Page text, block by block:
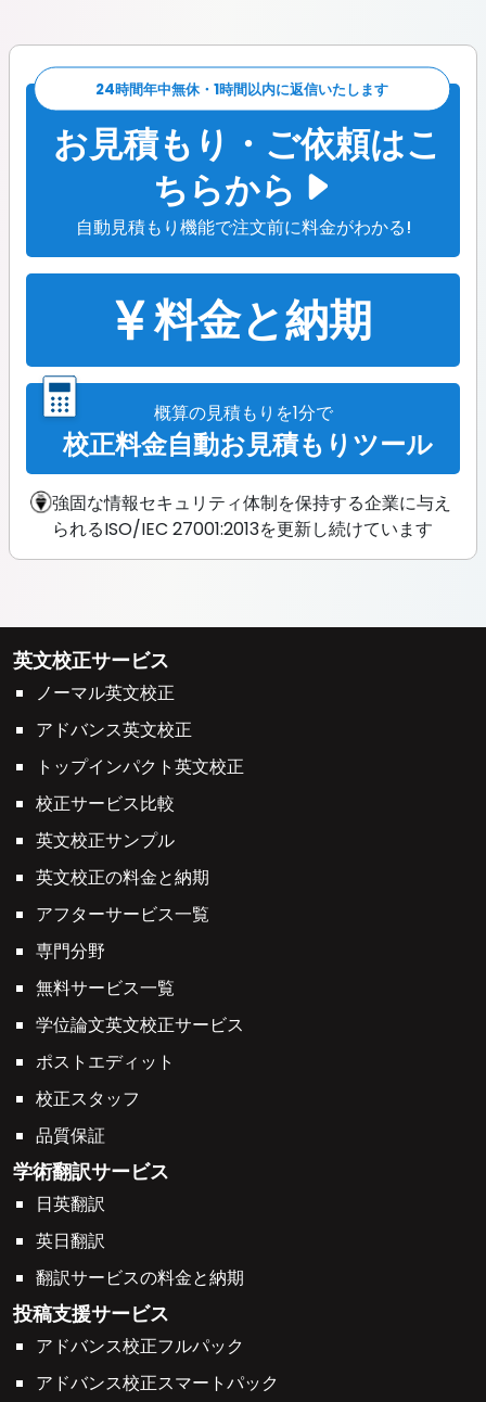
24時間年中無休・1時間以内に返信いたします
お見積もり・ご依頼はこ
ちらから
自動見積もり機能で注文前に料金がわかる!
料金と納期
概算の見積もりを1分で
校正料金自動お見積もりツール
強固な情報セキュリティ体制を保持する企業に与え
られるISO/IEC 27001:2013を更新し続けています
英文校正サービス
ノーマル英文校正
アドバンス英文校正
トップインパクト英文校正
校正サービス比較
英文校正サンプル
英文校正の料金と納期
アフターサービス一覧
専門分野
無料サービス一覧
学位論文英文校正サービス
ポストエディット
校正スタッフ
品質保証
学術翻訳サービス
日英翻訳
英日翻訳
翻訳サービスの料金と納期
投稿支援サービス
アドバンス校正フルパック
アドバンス校正スマートパック